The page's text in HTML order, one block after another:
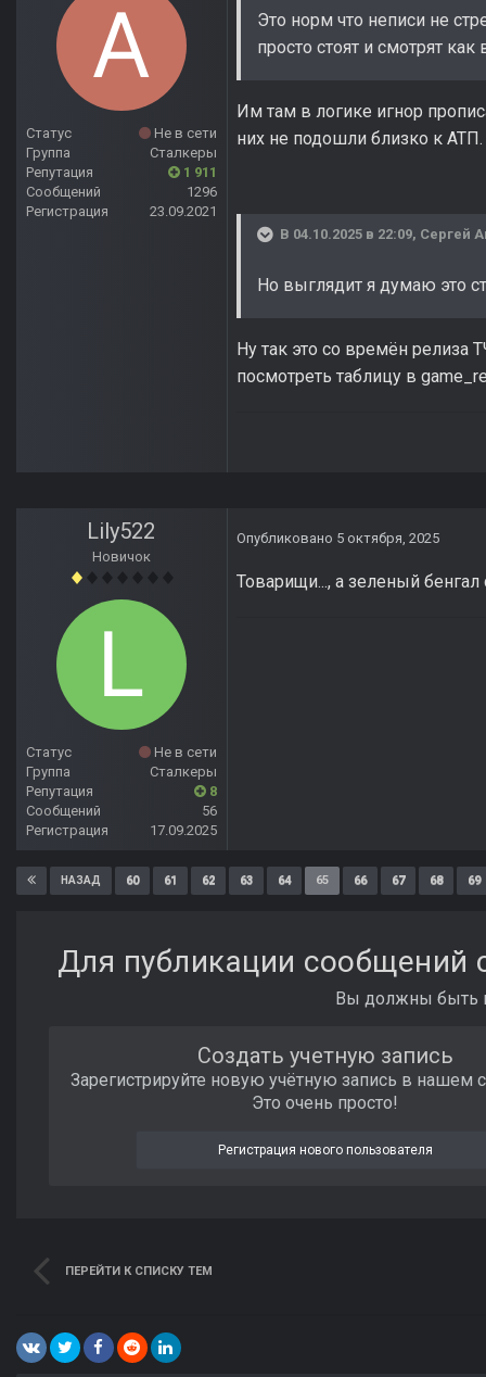
Статус
Не в сети
Группа
Сталкеры
Репутация
1 911
Сообщений
1296
Регистрация
23.09.2021
Это норм что неписи не
просто стоят и смотрят
Им там в логике игнор
них не подошли близко к АТП.
В 04.10.2025 в 22:09, Сергей
Но выглядит я думаю это
Ну так это со времён релиза
посмотреть таблицу в
Lily522
Новичок
Статус
Не в сети
Группа
Сталкеры
Репутация
8
Сообщений
56
Регистрация
17.09.2025
Опубликовано 5 октября, 2025
Товарищи..., а зеленый
НАЗАД 60 61 62 63 64 65 66 67 68 69
Для публикации сообщений
Вы должны быть
Создать учетную запись
Зарегистрируйте новую учётную запись в нашем
Это очень просто!
Регистрация нового пользователя
ПЕРЕЙТИ К СПИСКУ ТЕМ